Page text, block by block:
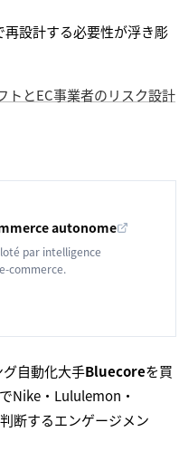
設計する必要性が浮き彫
とEC事業者のリスク設計
autonome
par intelligence
commerce.
自動化大手Bluecoreを買
Nike・Lululemon・
断するエンゲージメン